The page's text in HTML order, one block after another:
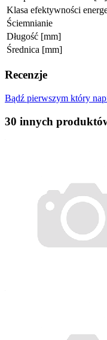
Klasa efektywności
Ściemnianie
Długość [mm]
Średnica [mm]
Recenzje
Bądź pierwszym który
30 innych